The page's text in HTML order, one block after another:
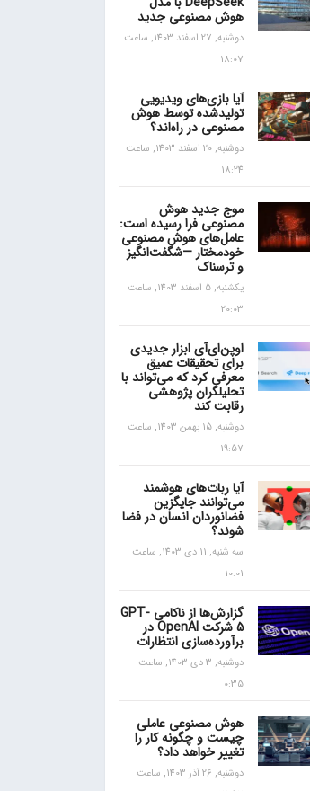
هوش مصنوعی جدید
دوشنبه, 27 اسفند 1403, ساعت
18:07
آیا بازی‌های ویدیویی
تولیدشده توسط هوش
مصنوعی در راه‌اند؟
دوشنبه, 20 اسفند 1403, ساعت
18:24
موج جدید هوش
مصنوعی فرا رسیده است:
عامل‌های هوش مصنوعی
خودمختار —شگفت‌انگیز
و ترسناک
یکشنبه, 5 اسفند 1403, ساعت
20:03
اوپن‌ای‌آی ابزار جدیدی
برای تحقیقات عمیق
معرفی کرد که می‌تواند با
تحلیلگران پژوهشی
رقابت کند
دوشنبه, 15 بهمن 1403, ساعت
19:57
آیا ربات‌های هوشمند
می‌توانند جایگزین
فضانوردان انسان در فضا
شوند؟
سه شنبه, 11 دی 1403, ساعت
10:01
گزارش‌ها از ناکامی GPT-
5 شرکت OpenAI در
برآورده‌سازی انتظارات
دوشنبه, 3 دی 1403, ساعت
0:35
هوش مصنوعی عاملی
چیست و چگونه کار را
تغییر خواهد داد؟
دوشنبه, 26 آذر 1403, ساعت